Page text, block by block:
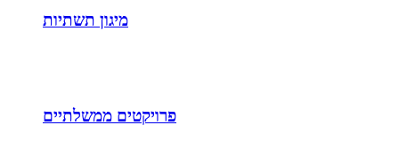
מיגון תשתיות
פרויקטים ממשלתיים